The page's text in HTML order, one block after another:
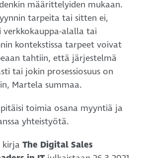
määrittelyiden mukaan.
tarpeita tai sitten ei,
verkkokauppa-alalla tai
kontekstissa tarpeet voivat
tahtiin, että järjestelmä
tai jokin prosessiosuus on
Martela summaa.
pitäisi toimia osana myyntiä ja
yhteistyötä.
kirjaThe Digital Sales